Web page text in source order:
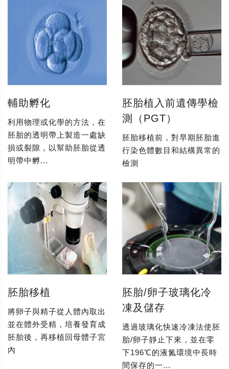
輔助孵化
利用物理或化學的方法，在
胚胎的透明帶上製造一處缺
損或裂隙，以幫助胚胎從透
明帶中孵...
胚胎植入前遺傳學檢
測（PGT）
胚胎移植前，對早期胚胎進
行染色體數目和結構異常的
檢測
胚胎移植
將卵子與精子從人體內取出
並在體外受精，培養發育成
胚胎後，再移植回母體子宮
內
胚胎/卵子玻璃化冷
凍及儲存
透過玻璃化快速冷凍法使胚
胎/卵子靜止下來，並在零
下196℃的液氮環境中長時
間保存的一...